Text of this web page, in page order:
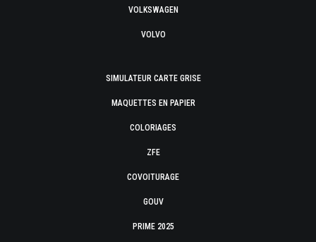
VOLKSWAGEN
VOLVO
SIMULATEUR CARTE GRISE
MAQUETTES EN PAPIER
COLORIAGES
ZFE
COVOITURAGE
GOUV
PRIME 2025